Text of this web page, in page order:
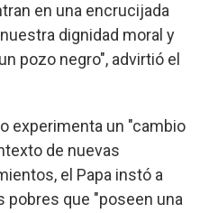
en una encrucijada
dignidad moral y
pozo negro", advirtió el
experimenta un "cambio
de nuevas
el Papa instó a
que "poseen una